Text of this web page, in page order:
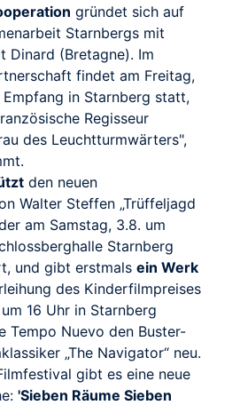
gründet sich auf
Starnbergs mit
Dinard (Bretagne). Im
findet am Freitag,
Empfang in Starnberg statt,
Regisseur
des Leuchtturmwärters",
den neuen
Walter Steffen „Trüffeljagd
am Samstag, 3.8. um
Starnberg
und gibt erstmals ein Werk
des Kinderfilmpreises
16 Uhr in Starnberg
Tempo Nuevo den Buster-
„The Navigator“ neu.
gibt es eine neue
'Sieben Räume Sieben